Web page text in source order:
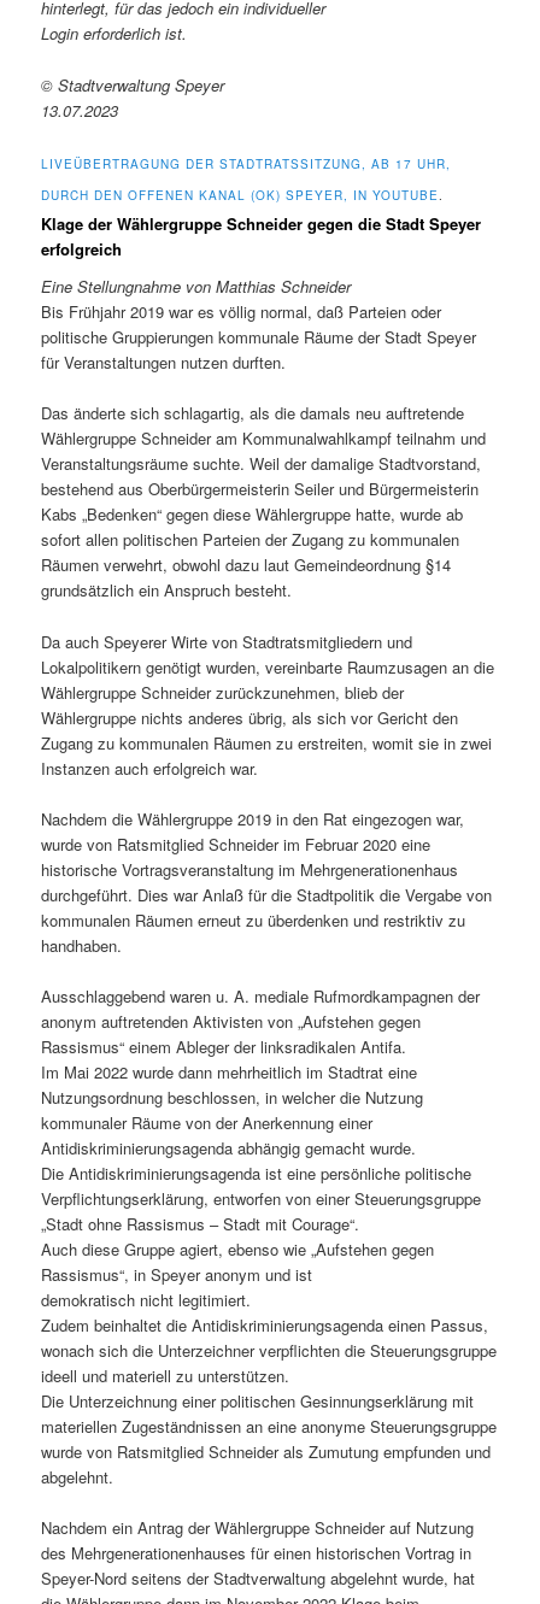
hinterlegt, für das jedoch ein individueller
Login erforderlich ist.
© Stadtverwaltung Speyer
13.07.2023
LIVEÜBERTRAGUNG DER STADTRATSSITZUNG, AB 17 UHR,
DURCH DEN OFFENEN KANAL (OK) SPEYER, IN YOUTUBE
Klage der Wählergruppe Schneider gegen die Stadt Speyer
erfolgreich
Eine Stellungnahme von Matthias Schneider
Bis Frühjahr 2019 war es völlig normal, daß Parteien oder
politische Gruppierungen kommunale Räume der Stadt Speyer
für Veranstaltungen nutzen durften.
Das änderte sich schlagartig, als die damals neu auftretende
Wählergruppe Schneider am Kommunalwahlkampf teilnahm und
Veranstaltungsräume suchte. Weil der damalige Stadtvorstand,
bestehend aus Oberbürgermeisterin Seiler und Bürgermeisterin
Kabs „Bedenken“ gegen diese Wählergruppe hatte, wurde ab
sofort allen politischen Parteien der Zugang zu kommunalen
Räumen verwehrt, obwohl dazu laut Gemeindeordnung §14
grundsätzlich ein Anspruch besteht.
Da auch Speyerer Wirte von Stadtratsmitgliedern und
Lokalpolitikern genötigt wurden, vereinbarte Raumzusagen an die
Wählergruppe Schneider zurückzunehmen, blieb der
Wählergruppe nichts anderes übrig, als sich vor Gericht den
Zugang zu kommunalen Räumen zu erstreiten, womit sie in zwei
Instanzen auch erfolgreich war.
Nachdem die Wählergruppe 2019 in den Rat eingezogen war,
wurde von Ratsmitglied Schneider im Februar 2020 eine
historische Vortragsveranstaltung im Mehrgenerationenhaus
durchgeführt. Dies war Anlaß für die Stadtpolitik die Vergabe von
kommunalen Räumen erneut zu überdenken und restriktiv zu
handhaben.
Ausschlaggebend waren u. A. mediale Rufmordkampagnen der
anonym auftretenden Aktivisten von „Aufstehen gegen
Rassismus“ einem Ableger der linksradikalen Antifa.
Im Mai 2022 wurde dann mehrheitlich im Stadtrat eine
Nutzungsordnung beschlossen, in welcher die Nutzung
kommunaler Räume von der Anerkennung einer
Antidiskriminierungsagenda abhängig gemacht wurde.
Die Antidiskriminierungsagenda ist eine persönliche politische
Verpflichtungserklärung, entworfen von einer Steuerungsgruppe
„Stadt ohne Rassismus – Stadt mit Courage“.
Auch diese Gruppe agiert, ebenso wie „Aufstehen gegen
Rassismus“, in Speyer anonym und ist
demokratisch nicht legitimiert.
Zudem beinhaltet die Antidiskriminierungsagenda einen Passus,
wonach sich die Unterzeichner verpflichten die Steuerungsgruppe
ideell und materiell zu unterstützen.
Die Unterzeichnung einer politischen Gesinnungserklärung mit
materiellen Zugeständnissen an eine anonyme Steuerungsgruppe
wurde von Ratsmitglied Schneider als Zumutung empfunden und
abgelehnt.
Nachdem ein Antrag der Wählergruppe Schneider auf Nutzung
des Mehrgenerationenhauses für einen historischen Vortrag in
Speyer-Nord seitens der Stadtverwaltung abgelehnt wurde, hat